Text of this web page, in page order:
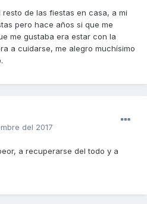
de las fiestas en casa, a mi
pero hace años si que me
me gustaba era estar con la
a cuidarse, me alegro muchísimo
del 2017
a recuperarse del todo y a